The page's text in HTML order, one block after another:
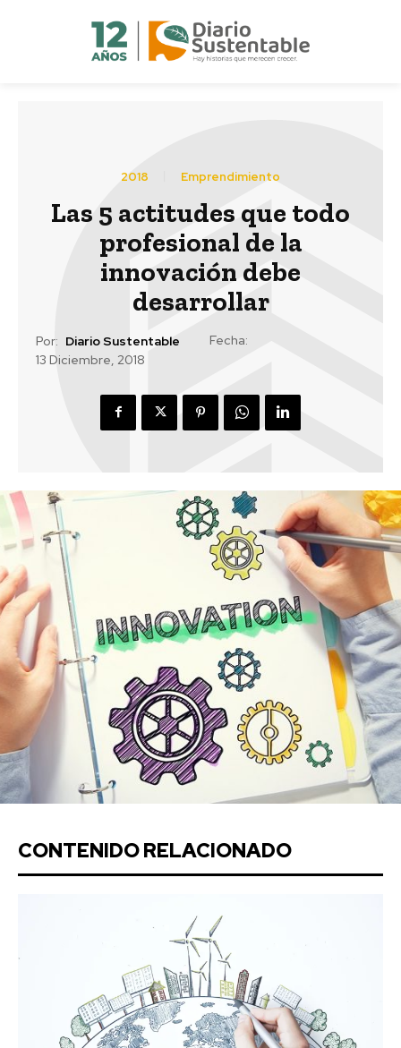
2018 Emprendimiento
Las 5 actitudes que todo
profesional de la
innovación debe
desarrollar
Por: Diario Sustentable
Fecha:
13 Diciembre, 2018
CONTENIDO RELACIONADO